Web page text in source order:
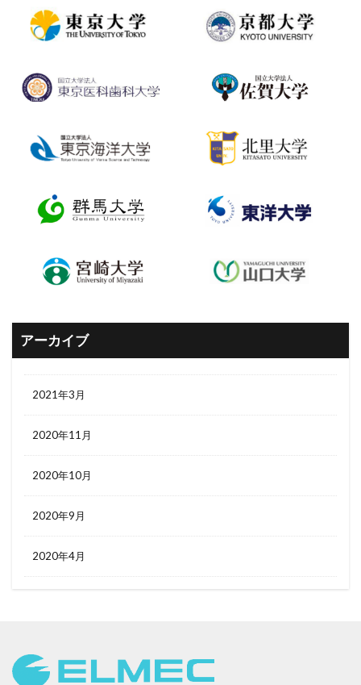
アーカイブ
2021年3月
2020年11月
2020年10月
2020年9月
2020年4月